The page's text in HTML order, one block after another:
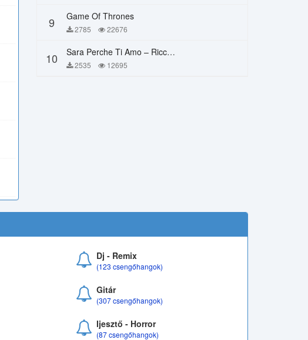
9 Game Of Thrones
2785 22676
10 Sara Perche Ti Amo – Ricchi E Poveri
2535 12695
Dj - Remix
(123 csengőhangok)
Gitár
(307 csengőhangok)
Ijesztő - Horror
(87 csengőhangok)